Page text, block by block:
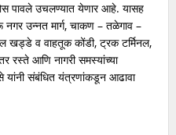
पावले उचलण्यात येणार आहे. यासह
उन्नत मार्ग, चाकण – तळेगाव –
खड्डे व वाहतूक कोंडी, ट्रक टर्मिनल,
रस्ते आण‍ि नागरी समस्यांच्या
संबंधित यंत्रणांकडून आढावा